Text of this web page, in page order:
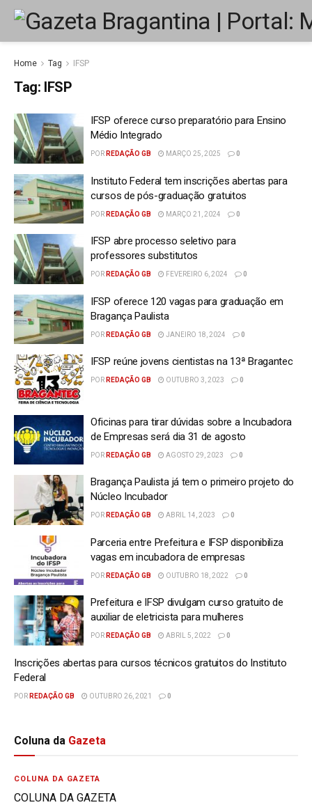
Home Tag IFSP
Tag: IFSP
IFSP oferece curso preparatório para Ensino
Médio Integrado
POR REDAÇÃO GB MARÇO 25, 2025 0
Instituto Federal tem inscrições abertas para
cursos de pós-graduação gratuitos
POR REDAÇÃO GB MARÇO 21, 2024 0
IFSP abre processo seletivo para
professores substitutos
POR REDAÇÃO GB FEVEREIRO 6, 2024 0
IFSP oferece 120 vagas para graduação em
Bragança Paulista
POR REDAÇÃO GB JANEIRO 18, 2024 0
IFSP reúne jovens cientistas na 13ª Bragantec
POR REDAÇÃO GB OUTUBRO 3, 2023 0
Oficinas para tirar dúvidas sobre a Incubadora
de Empresas será dia 31 de agosto
POR REDAÇÃO GB AGOSTO 29, 2023 0
Bragança Paulista já tem o primeiro projeto do
Núcleo Incubador
POR REDAÇÃO GB ABRIL 14, 2023 0
Parceria entre Prefeitura e IFSP disponibiliza
vagas em incubadora de empresas
POR REDAÇÃO GB OUTUBRO 18, 2022 0
Prefeitura e IFSP divulgam curso gratuito de
auxiliar de eletricista para mulheres
POR REDAÇÃO GB ABRIL 5, 2022 0
Inscrições abertas para cursos técnicos gratuitos do Instituto
Federal
POR REDAÇÃO GB OUTUBRO 26, 2021 0
Coluna da Gazeta
COLUNA DA GAZETA
COLUNA DA GAZETA